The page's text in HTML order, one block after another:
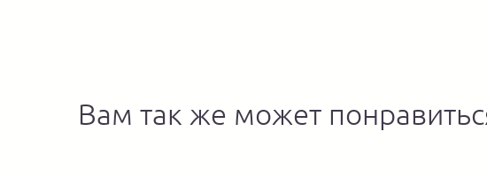
Вам так же может